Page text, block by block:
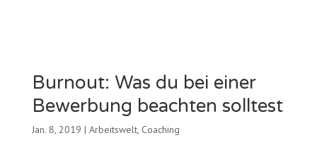
Burnout: Was du bei einer
Bewerbung beachten solltest
Jan. 8, 2019 | Arbeitswelt, Coaching